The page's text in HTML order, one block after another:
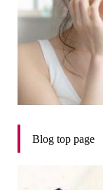
Blog top page